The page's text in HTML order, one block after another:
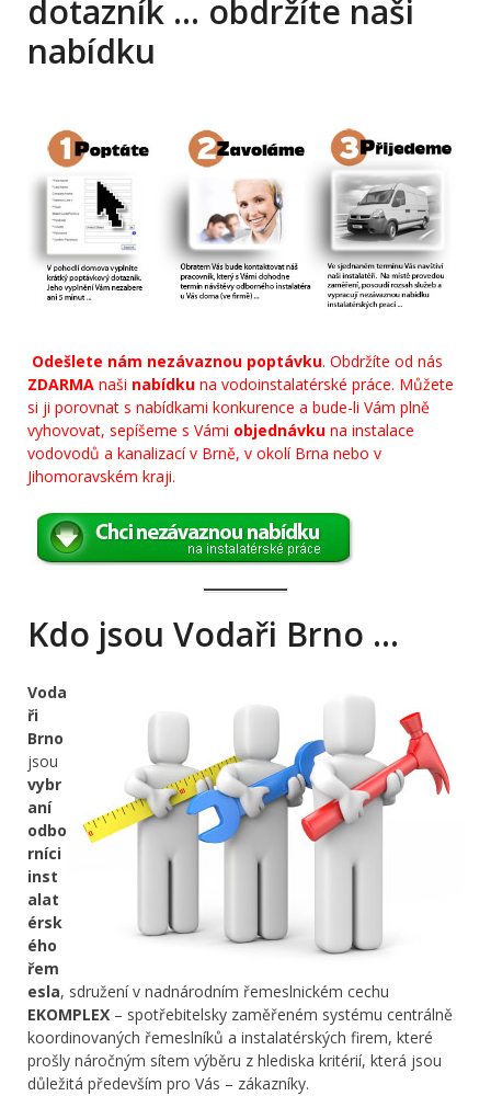
dotazník … obdržíte naši
nabídku
Odešlete nám nezávaznou poptávku. Obdržíte od nás
ZDARMA naši nabídku na vodoinstalatérské práce. Můžete
si ji porovnat s nabídkami konkurence a bude-li Vám plně
vyhovovat, sepíšeme s Vámi objednávku na instalace
vodovodů a kanalizací v Brně, v okolí Brna nebo v
Jihomoravském kraji.
Kdo jsou Vodaři Brno …
Voda
ři
Brno
jsou
vybr
aní
odbo
rníci
inst
alat
érsk
ého
řem
esla, sdružení v nadnárodním řemeslnickém cechu
EKOMPLEX – spotřebitelsky zaměřeném systému centrálně
koordinovaných řemeslníků a instalatérských firem, které
prošly náročným sítem výběru z hlediska kritérií, která jsou
důležitá především pro Vás – zákazníky.